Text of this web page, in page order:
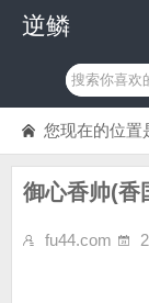
逆鳞
您现在的位置
御心香帅(香
fu44.com
【００